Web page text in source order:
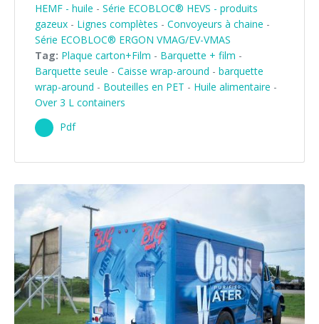
HEMF - huile - Série ECOBLOC® HEVS - produits
gazeux - Lignes complètes - Convoyeurs à chaine -
Série ECOBLOC® ERGON VMAG/EV-VMAS
Tag: Plaque carton+Film - Barquette + film -
Barquette seule - Caisse wrap-around - barquette
wrap-around - Bouteilles en PET - Huile alimentaire -
Over 3 L containers
Pdf